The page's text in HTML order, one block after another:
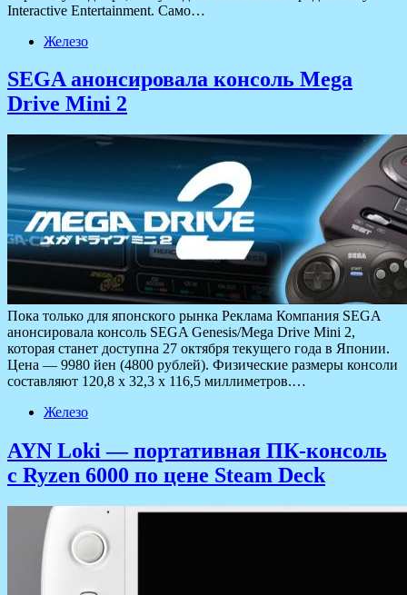
Interactive Entertainment. Само…
Железо
SEGA анонсировала консоль Mega
Drive Mini 2
Пока только для японского рынка Реклама Компания SEGA
анонсировала консоль SEGA Genesis/Mega Drive Mini 2,
которая станет доступна 27 октября текущего года в Японии.
Цена — 9980 йен (4800 рублей). Физические размеры консоли
составляют 120,8 х 32,3 х 116,5 миллиметров.…
Железо
AYN Loki — портативная ПК-консоль
с Ryzen 6000 по цене Steam Deck